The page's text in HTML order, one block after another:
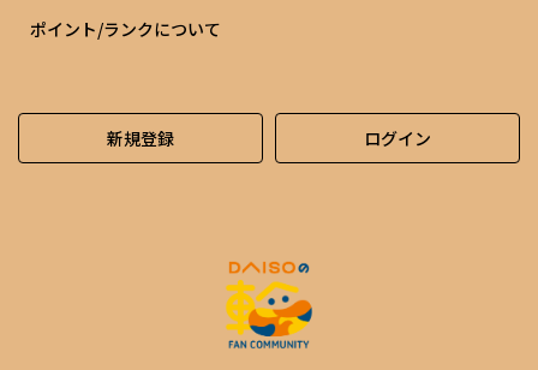
ポイント/ランクについて
新規登録 ログイン